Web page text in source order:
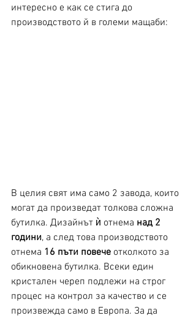
интересно е как се стига до
производството й в големи мащаби:
В целия свят има само 2 завода, които
могат да произведат толкова сложна
бутилка. Дизайнът ѝ отнема над 2
години, а след това производството
отнема 16 пъти повече отколкото за
обикновена бутилка. Всеки един
кристален череп подлежи на строг
процес на контрол за качество и се
произвежда само в Европа. За да